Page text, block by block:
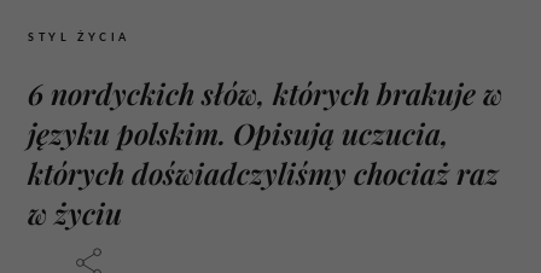
STYL ŻYCIA
6 nordyckich słów, których brakuje w
języku polskim. Opisują uczucia,
których doświadczyliśmy chociaż raz
w życiu